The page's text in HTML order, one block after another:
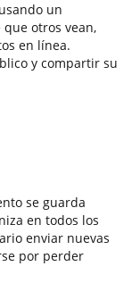
un
otros vean,
en línea.
y compartir su
se guarda
en todos los
enviar nuevas
por perder